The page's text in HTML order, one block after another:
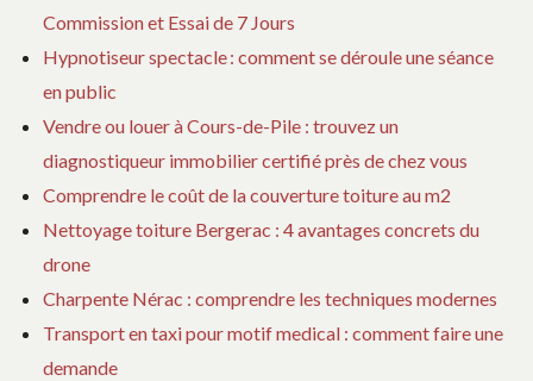
Commission et Essai de 7 Jours
Hypnotiseur spectacle : comment se déroule une séance
en public
Vendre ou louer à Cours-de-Pile : trouvez un
diagnostiqueur immobilier certifié près de chez vous
Comprendre le coût de la couverture toiture au m2
Nettoyage toiture Bergerac : 4 avantages concrets du
drone
Charpente Nérac : comprendre les techniques modernes
Transport en taxi pour motif medical : comment faire une
demande